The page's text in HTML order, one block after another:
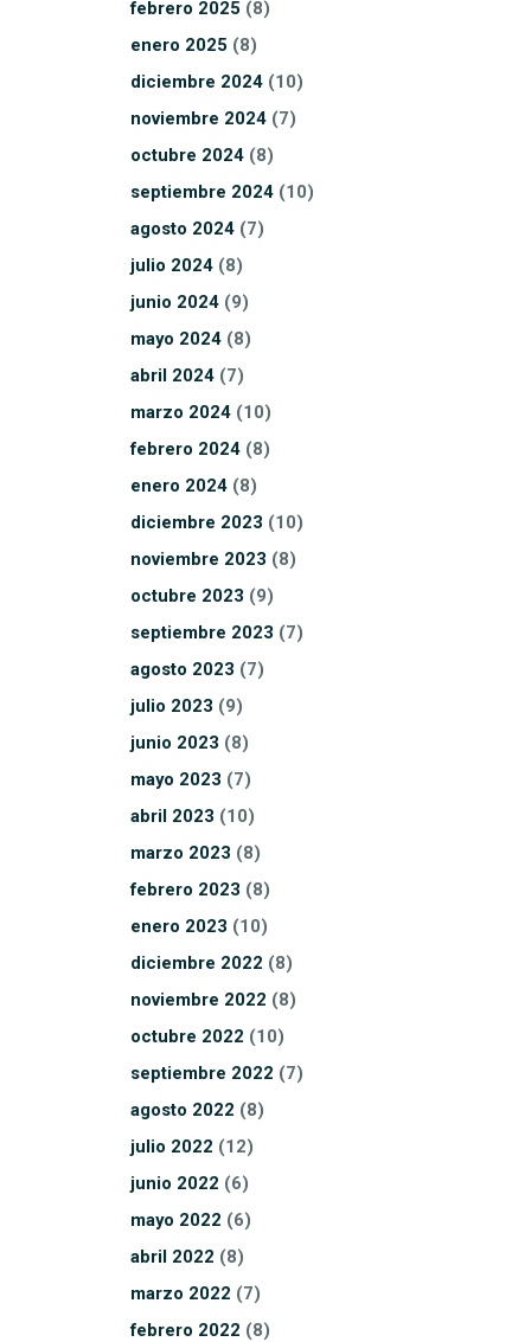
febrero 2025 (8)
enero 2025 (8)
diciembre 2024 (10)
noviembre 2024 (7)
octubre 2024 (8)
septiembre 2024 (10)
agosto 2024 (7)
julio 2024 (8)
junio 2024 (9)
mayo 2024 (8)
abril 2024 (7)
marzo 2024 (10)
febrero 2024 (8)
enero 2024 (8)
diciembre 2023 (10)
noviembre 2023 (8)
octubre 2023 (9)
septiembre 2023 (7)
agosto 2023 (7)
julio 2023 (9)
junio 2023 (8)
mayo 2023 (7)
abril 2023 (10)
marzo 2023 (8)
febrero 2023 (8)
enero 2023 (10)
diciembre 2022 (8)
noviembre 2022 (8)
octubre 2022 (10)
septiembre 2022 (7)
agosto 2022 (8)
julio 2022 (12)
junio 2022 (6)
mayo 2022 (6)
abril 2022 (8)
marzo 2022 (7)
febrero 2022 (8)